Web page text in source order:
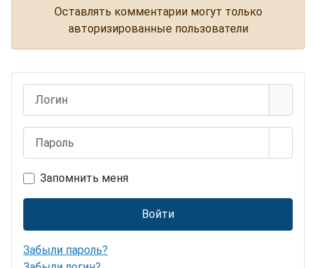
Оставлять комментарии могут только
авторизированные пользователи
Запомнить меня
Войти
Забыли пароль?